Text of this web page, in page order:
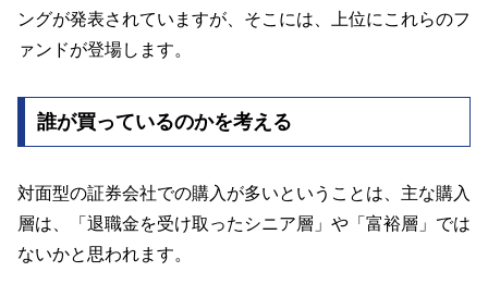
ングが発表されていますが、そこには、上位にこれらのフ
ァンドが登場します。
誰が買っているのかを考える
対面型の証券会社での購入が多いということは、主な購入
層は、「退職金を受け取ったシニア層」や「富裕層」では
ないかと思われます。